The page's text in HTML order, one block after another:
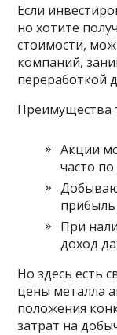
Если
но хотите
стоимости,
компаний,
переработкой
Преимущества
Акции
часто
При
доход
Но здесь есть
цены металла
положения
затрат на